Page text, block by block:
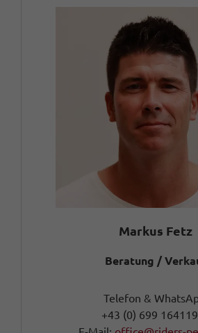
Markus Fetz
Beratung /
Telefon &
+43 (0) 699